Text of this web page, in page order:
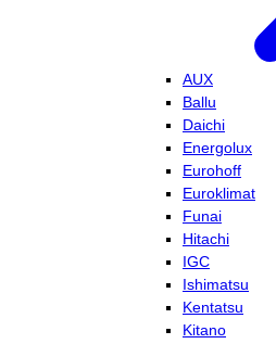
AUX
Ballu
Daichi
Energolux
Eurohoff
Euroklimat
Funai
Hitachi
IGC
Ishimatsu
Kentatsu
Kitano